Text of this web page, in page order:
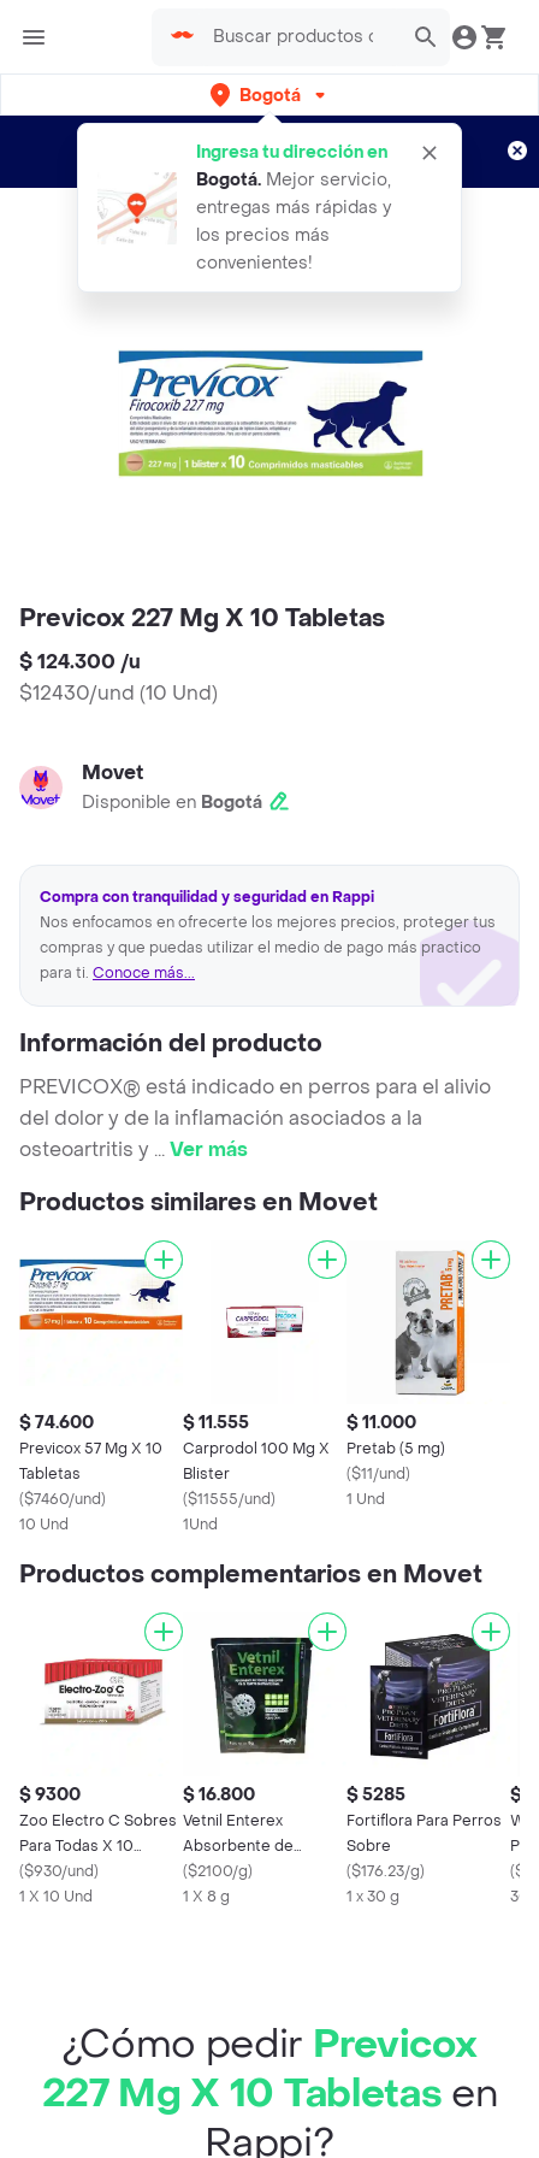
Bogotá
Ingresa tu dirección en
Bogotá. Mejor servicio,
entregas más rápidas y
los precios más
convenientes!
envíos gratis por semanas
Aplican TyC
Previcox 227 Mg X 10 Tabletas
$ 124.300 /u
$12430/und (10 Und)
Movet
Disponible en Bogotá
Compra con tranquilidad y seguridad en Rappi
Nos enfocamos en ofrecerte los mejores precios, proteger tus
compras y que puedas utilizar el medio de pago más practico
para ti. Conoce más...
Información del producto
PREVICOX® está indicado en perros para el alivio
del dolor y de la inflamación asociados a la
osteoartritis y ...Ver más
Productos similares en Movet
$ 74.600
Previcox 57 Mg X 10
Tabletas
($7460/und)
10 Und
$ 11.555
Carprodol 100 Mg X
Blister
($11555/und)
1Und
$ 11.000
Pretab (5 mg)
($11/und)
1 Und
Productos complementarios en Movet
$ 9300
Zoo Electro C Sobres
Para Todas X 10
Unidades
($930/und)
1 X 10 Und
$ 16.800
Vetnil Enterex
Absorbente de
Tóxicos Polvo Uso
Veterinario
($2100/g)
1 X 8 g
$ 5285
Fortiflora Para Perros
Sobre
($176.23/g)
1 x 30 g
$
(
¿Cómo pedir Previcox
227 Mg X 10 Tabletas en
Rappi?